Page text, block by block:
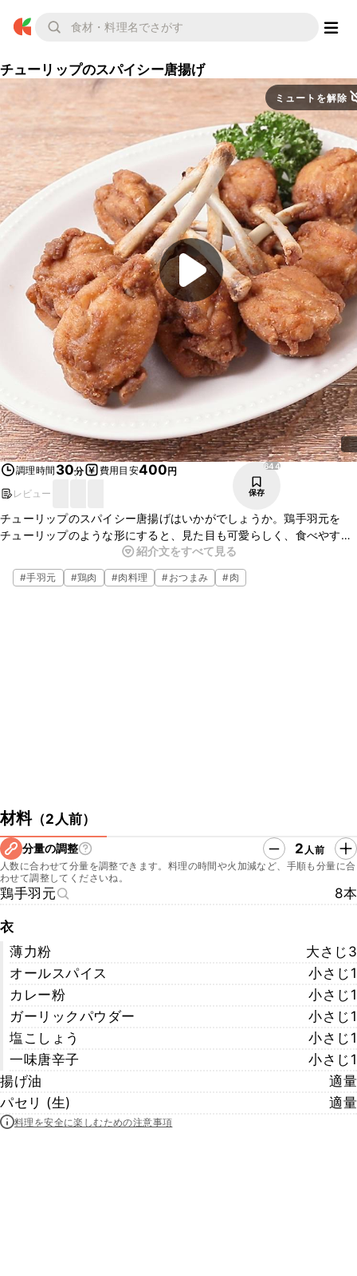
チューリップのスパイシー唐揚げ
ミュートを解除
調理時間 30分 費用目安400円
レビュー
644
保存
チューリップのスパイシー唐揚げはいかがでしょうか。鶏手羽元を
チューリップのような形にすると、見た目も可愛らしく、食べやすく
なるので、パーティー料理としてもぴったりですよ。ぜひお試しくだ
さいね。
紹介文をすべて見る
#手羽元 #鶏肉 #肉料理 #おつまみ #肉
材料（2人前）
分量の調整 2 人前
人数に合わせて分量を調整できます。料理の時間や火加減など、手順も分量に合
わせて調整してくださいね。
鶏手羽元 8本
衣
薄力粉
大さじ3
オールスパイス
小さじ1
カレー粉
小さじ1
ガーリックパウダー
小さじ1
塩こしょう
小さじ1
一味唐辛子
小さじ1
揚げ油
適量
パセリ (生)
適量
料理を安全に楽しむための注意事項